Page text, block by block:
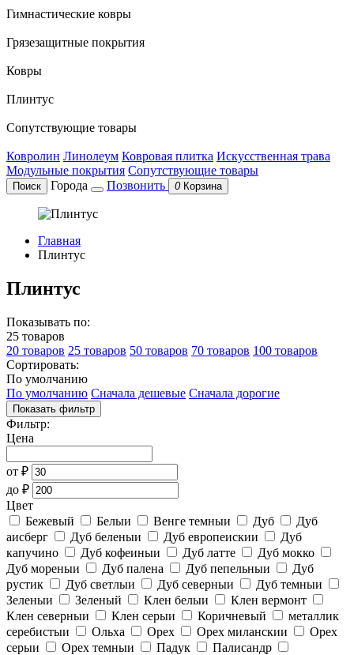
Гимнастические ковры
Грязезащитные покрытия
Ковры
Плинтус
Сопутствующие товары
Ковролин Линолеум Ковровая плитка Искусственная трава
Модульные покрытия Сопутствующие товары
Поиск Города Позвонить 0 Корзина
Главная
Плинтус
Плинтус
Показывать по:
25 товаров
20 товаров 25 товаров 50 товаров 70 товаров 100 товаров
Сортировать:
По умолчанию
По умолчанию Сначала дешевые Сначала дорогие
Показать фильтр
Фильтр:
Цена
от ₽
до ₽
Цвет
Бежевый
Белыи Венге темныи Дуб
Дуб
аисберг
Дуб беленыи Дуб европеискии
Дуб
капучино
Дуб кофеиныи Дуб латте
Дуб мокко
Дуб мореныи
Дуб палена Дуб пепельныи
Дуб
рустик
Дуб светлыи Дуб северныи
Дуб темныи
Зеленыи
Зеленый Клен белыи
Клен вермонт
Клен северныи
Клен серыи Коричневый
металлик
серебистыи
Ольха Орех Орех миланскии
Орех
серыи
Орех темныи Падук
Палисандр